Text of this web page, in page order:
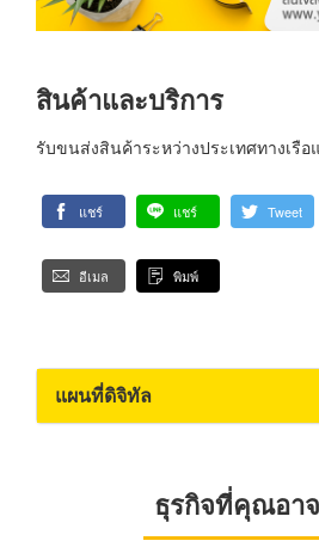
สินค้าและบริการ
รับขนส่งสินค้าระหว่างประเทศทางเรือ
แชร์ แชร์ Tweet
อีเมล พิมพ์
แผนที่ดิจิทัล
ธุรกิจที่คุณอา